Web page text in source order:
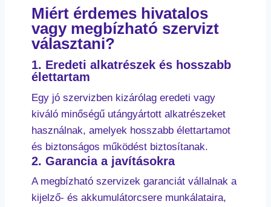
Miért érdemes hivatalos
vagy megbízható szervizt
választani?
1. Eredeti alkatrészek és hosszabb
élettartam
Egy jó szervizben kizárólag eredeti vagy
kiváló minőségű utángyártott alkatrészeket
használnak, amelyek hosszabb élettartamot
és biztonságos működést biztosítanak.
2. Garancia a javításokra
A megbízható szervizek garanciát vállalnak a
kijelző- és akkumulátorcsere munkálataira,